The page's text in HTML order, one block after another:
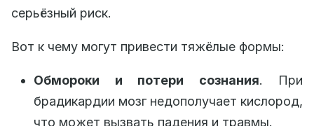
серьёзный риск.
Вот к чему могут привести тяжёлые формы:
Обмороки и потери сознания. При
брадикардии мозг недополучает кислород,
что может вызвать падения и травмы.